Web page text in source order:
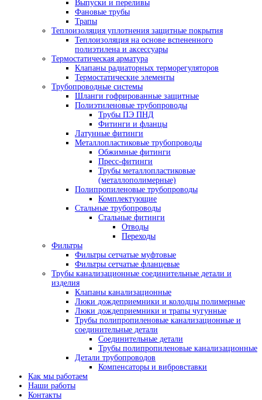
Выпуски и переливы
Фановые трубы
Трапы
Теплоизоляция уплотнения защитные покрытия
Теплоизоляция на основе вспененного
полиэтилена и аксессуары
Термостатическая арматура
Клапаны радиаторных терморегуляторов
Термостатические элементы
Трубопроводные системы
Шланги гофрированные защитные
Полиэтиленовые трубопроводы
Трубы ПЭ ПНД
Фитинги и фланцы
Латунные фитинги
Металлопластиковые трубопроводы
Обжимные фитинги
Пресс-фитинги
Трубы металлопластиковые
(металлополимерные)
Полипропиленовые трубопроводы
Комплектующие
Стальные трубопроводы
Стальные фитинги
Отводы
Переходы
Фильтры
Фильтры сетчатые муфтовые
Фильтры сетчатые фланцевые
Трубы канализационные соединительные детали и
изделия
Клапаны канализационные
Люки дождеприемники и колодцы полимерные
Люки дождеприемники и трапы чугунные
Трубы полипропиленовые канализационные и
соединительные детали
Соединительные детали
Трубы полипропиленовые канализационные
Детали трубопроводов
Компенсаторы и вибровставки
Как мы работаем
Наши работы
Контакты